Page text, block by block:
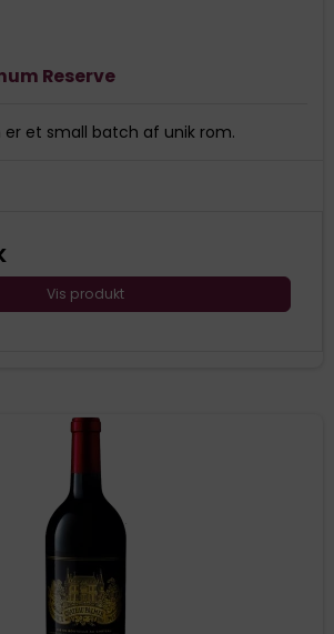
Reserve
er et small batch af unik rom.
Vis produkt